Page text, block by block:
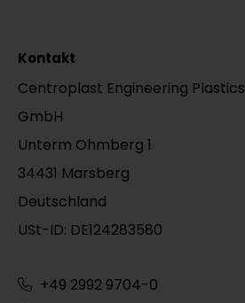
Kontakt
Centroplast Engineering Plastics
GmbH
Unterm Ohmberg 1
34431 Marsberg
Deutschland
USt-ID: DE124283580
+49 2992 9704-0